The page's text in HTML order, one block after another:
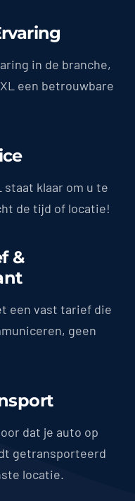
in de branche,
een betrouwbare
staat klaar om u te
de tijd of locatie!
&
een vast tarief die
geen
dat je auto op
getransporteerd
locatie.